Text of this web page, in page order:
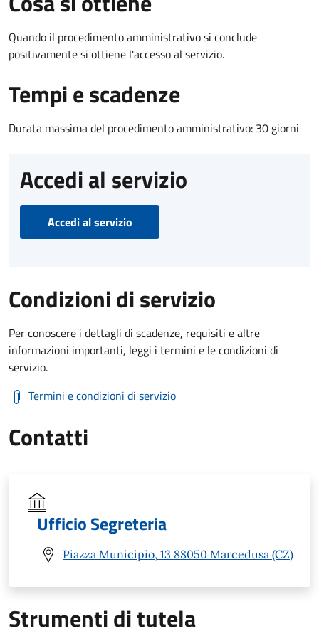
Quando il procedimento amministrativo si conclude
positivamente si ottiene l'accesso al servizio.
Tempi e scadenze
Durata massima del procedimento amministrativo: 30 giorni
Accedi al servizio
Accedi al servizio
Condizioni di servizio
Per conoscere i dettagli di scadenze, requisiti e altre
informazioni importanti, leggi i termini e le condizioni di
servizio.
Termini e condizioni di servizio
Contatti
Ufficio Segreteria
Piazza Municipio, 13 88050 Marcedusa (CZ)
Strumenti di tutela